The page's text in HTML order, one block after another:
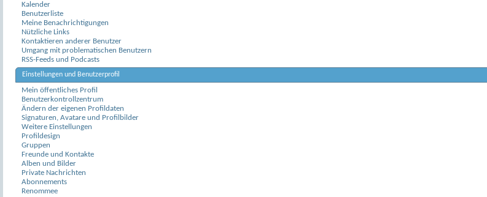
Kalender
Benutzerliste
Meine Benachrichtigungen
Nützliche Links
Kontaktieren anderer Benutzer
Umgang mit problematischen Benutzern
RSS-Feeds und Podcasts
Einstellungen und Benutzerprofil
Mein öffentliches Profil
Benutzerkontrollzentrum
Ändern der eigenen Profildaten
Signaturen, Avatare und Profilbilder
Weitere Einstellungen
Profildesign
Gruppen
Freunde und Kontakte
Alben und Bilder
Private Nachrichten
Abonnements
Renommee